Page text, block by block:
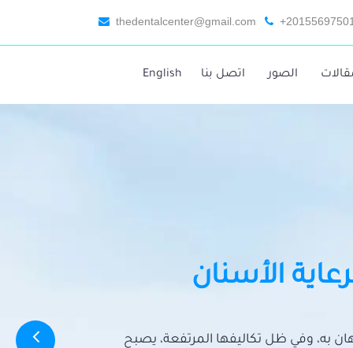
thedentalcenter@gmail.com
الصور اتصل بنا English
الأسنان
به، وفي ظل تكاليفها المرتفعة، يصبح